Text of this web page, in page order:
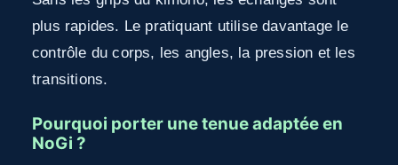
plus rapides. Le pratiquant utilise davantage le
contrôle du corps, les angles, la pression et les
transitions.
Pourquoi porter une tenue adaptée en
NoGi ?